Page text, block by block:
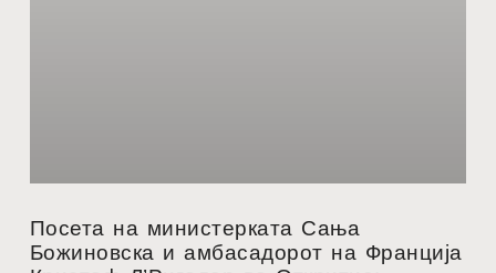
Посета на министерката Сања
Божиновска и амбасадорот на Франција